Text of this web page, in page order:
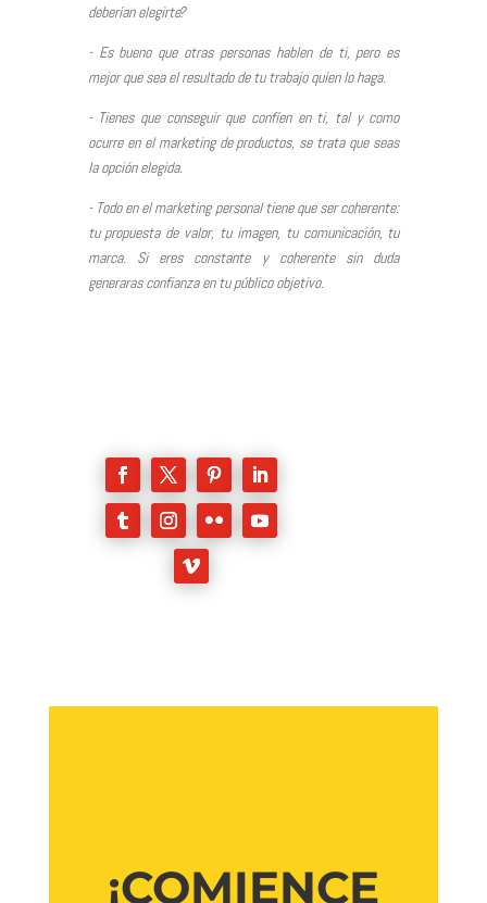
deberían elegirte?
- Es bueno que otras personas hablen de ti, pero es
mejor que sea el resultado de tu trabajo quien lo haga.
- Tienes que conseguir que confíen en ti, tal y como
ocurre en el marketing de productos, se trata que seas
la opción elegida.
- Todo en el marketing personal tiene que ser coherente:
tu propuesta de valor, tu imagen, tu comunicación, tu
marca. Si eres constante y coherente sin duda
generaras confianza en tu público objetivo.
¡COMIENCE